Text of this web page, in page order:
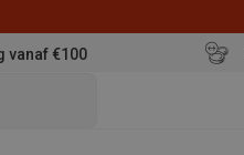
vanaf €100